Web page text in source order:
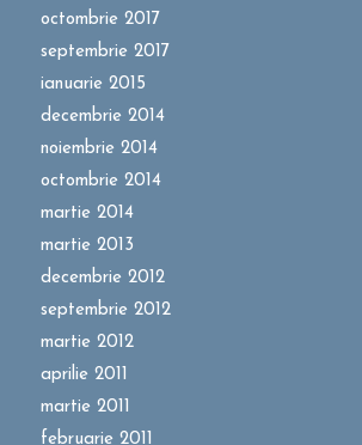
octombrie 2017
septembrie 2017
ianuarie 2015
decembrie 2014
noiembrie 2014
octombrie 2014
martie 2014
martie 2013
decembrie 2012
septembrie 2012
martie 2012
aprilie 2011
martie 2011
februarie 2011